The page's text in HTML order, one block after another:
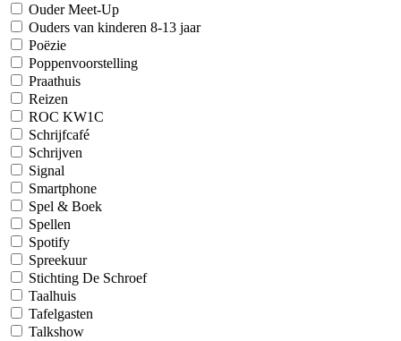
Ouder Meet-Up
Ouders van kinderen 8-13 jaar
Poëzie
Poppenvoorstelling
Praathuis
Reizen
ROC KW1C
Schrijfcafé
Schrijven
Signal
Smartphone
Spel & Boek
Spellen
Spotify
Spreekuur
Stichting De Schroef
Taalhuis
Tafelgasten
Talkshow